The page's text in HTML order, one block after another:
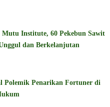
Institute, 60 Pekebun Sawit
dan Berkelanjutan
Polemik Penarikan Fortuner di